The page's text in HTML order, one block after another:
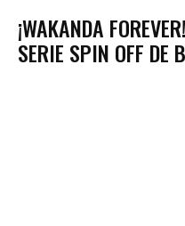
¡WAKANDA
SERIE SPIN OFF DE